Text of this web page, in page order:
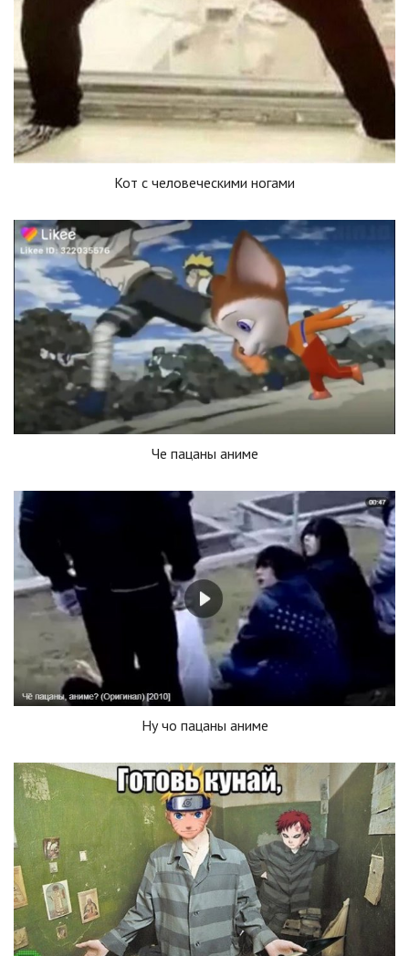
Кот с человеческими ногами
Че пацаны аниме
Ну чо пацаны аниме